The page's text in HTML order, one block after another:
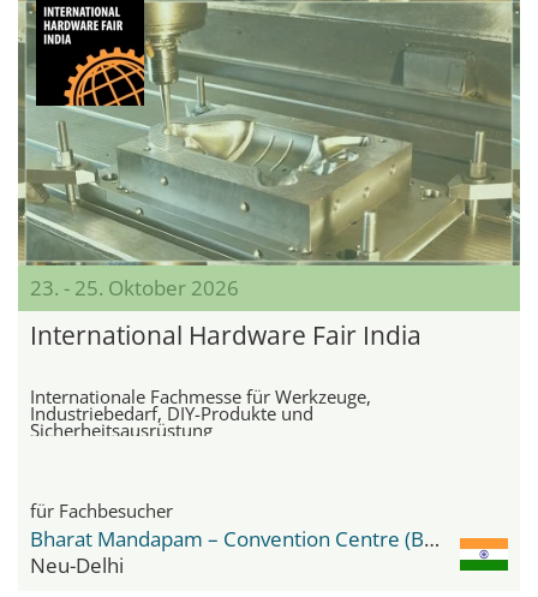
23. - 25. Oktober 2026
International Hardware Fair India
Internationale Fachmesse für Werkzeuge,
Industriebedarf, DIY-Produkte und
Sicherheitsausrüstung
für Fachbesucher
Bharat Mandapam – Convention Centre (BMCC)
Neu-Delhi